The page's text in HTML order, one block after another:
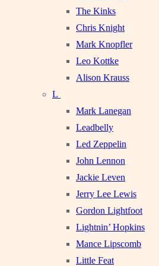
The Kinks
Chris Knight
Mark Knopfler
Leo Kottke
Alison Krauss
L
Mark Lanegan
Leadbelly
Led Zeppelin
John Lennon
Jackie Leven
Jerry Lee Lewis
Gordon Lightfoot
Lightnin’ Hopkins
Mance Lipscomb
Little Feat